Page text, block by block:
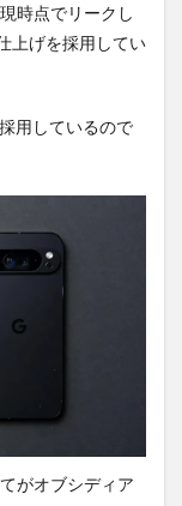
時点でリークし
上げを採用してい
用しているので
がオブシディア